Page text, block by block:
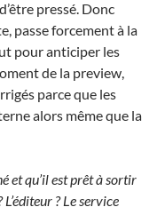
pressé. Donc
passe forcement à la
pour anticiper les
de la preview,
parce que les
alors même que la
et qu’il est prêt à sortir
? Le service